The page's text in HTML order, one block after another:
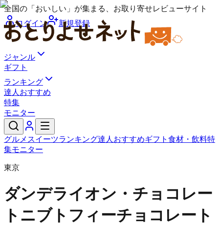
全国の「おいしい」が集まる、お取り寄せレビューサイト
ログイン
新規登録
ジャンル
ギフト
ランキング
達人おすすめ
特集
モニター
グルメ スイーツランキング達人おすすめギフト 食材・飲料特
集モニター
東京
ダンデライオン・チョコレー
ト ニブトフィーチョコレート